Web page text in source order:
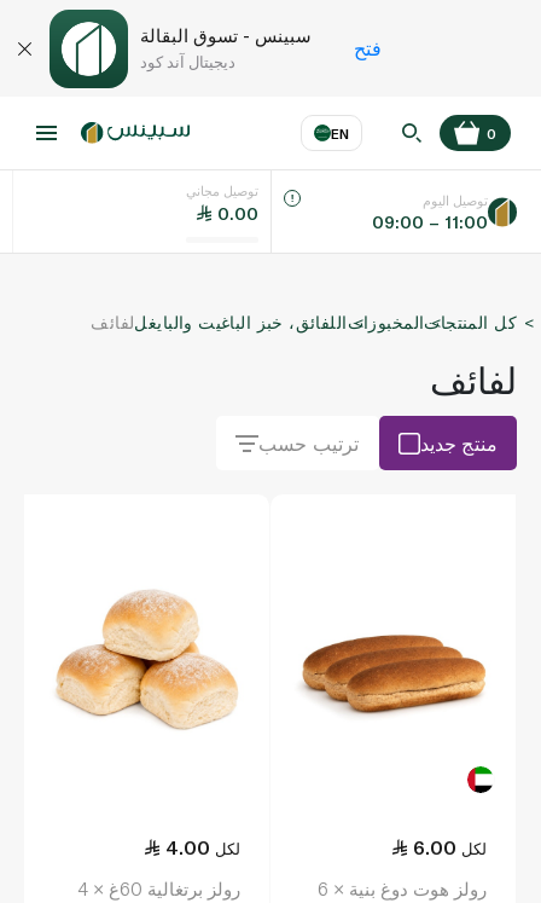
سبينس - تسوق البقالة
ديجيتال آند كود
فتح
EN
اللغة عر
KSA
0
توصيل مجاني
0.00
توصيل اليوم
09:00 – 11:00
كل المنتجاتالمخبوزاتاللفائق، خبز الباغيت والبايغللفائف
لفائف
منتج جديد ترتيب حسب
6.00 لكل
رولز هوت دوغ بنية × 6
4.00 لكل
رولز برتغالية 60غ × 4